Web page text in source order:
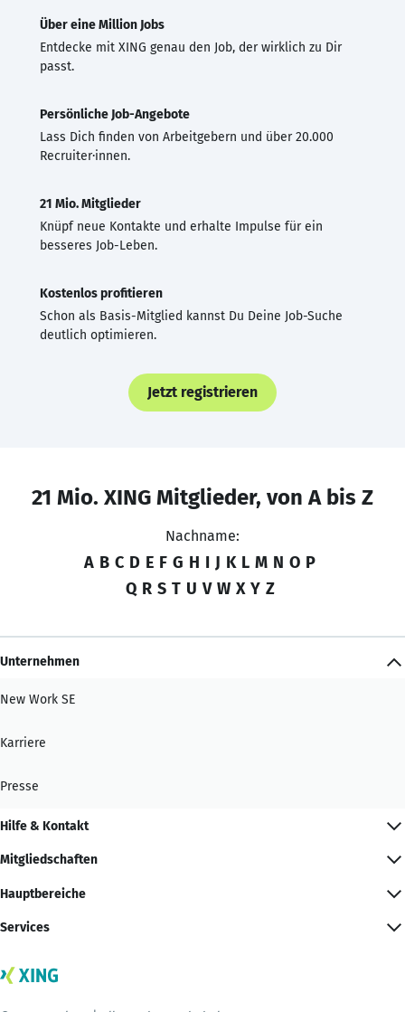
Über eine Million Jobs
Entdecke mit XING genau den Job, der wirklich zu Dir
passt.
Persönliche Job-Angebote
Lass Dich finden von Arbeitgebern und über 20.000
Recruiter·innen.
21 Mio. Mitglieder
Knüpf neue Kontakte und erhalte Impulse für ein
besseres Job-Leben.
Kostenlos profitieren
Schon als Basis-Mitglied kannst Du Deine Job-Suche
deutlich optimieren.
Jetzt registrieren
21 Mio. XING Mitglieder, von A bis Z
Nachname:
A B C D E F G H I J K L M N O P
Q R S T U V W X Y Z
Unternehmen
New Work SE
Karriere
Presse
Hilfe & Kontakt
Mitgliedschaften
Hauptbereiche
Services